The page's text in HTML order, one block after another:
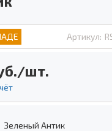
Артикул:
шт.
Зеленый Антик